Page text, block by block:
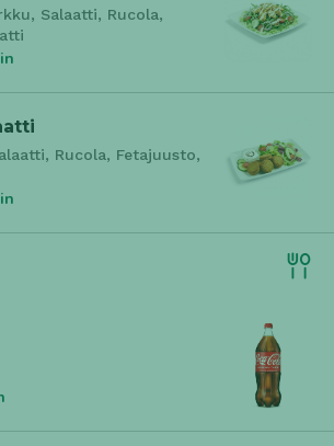
Salaatti, Rucola,
Rucola, Fetajuusto,